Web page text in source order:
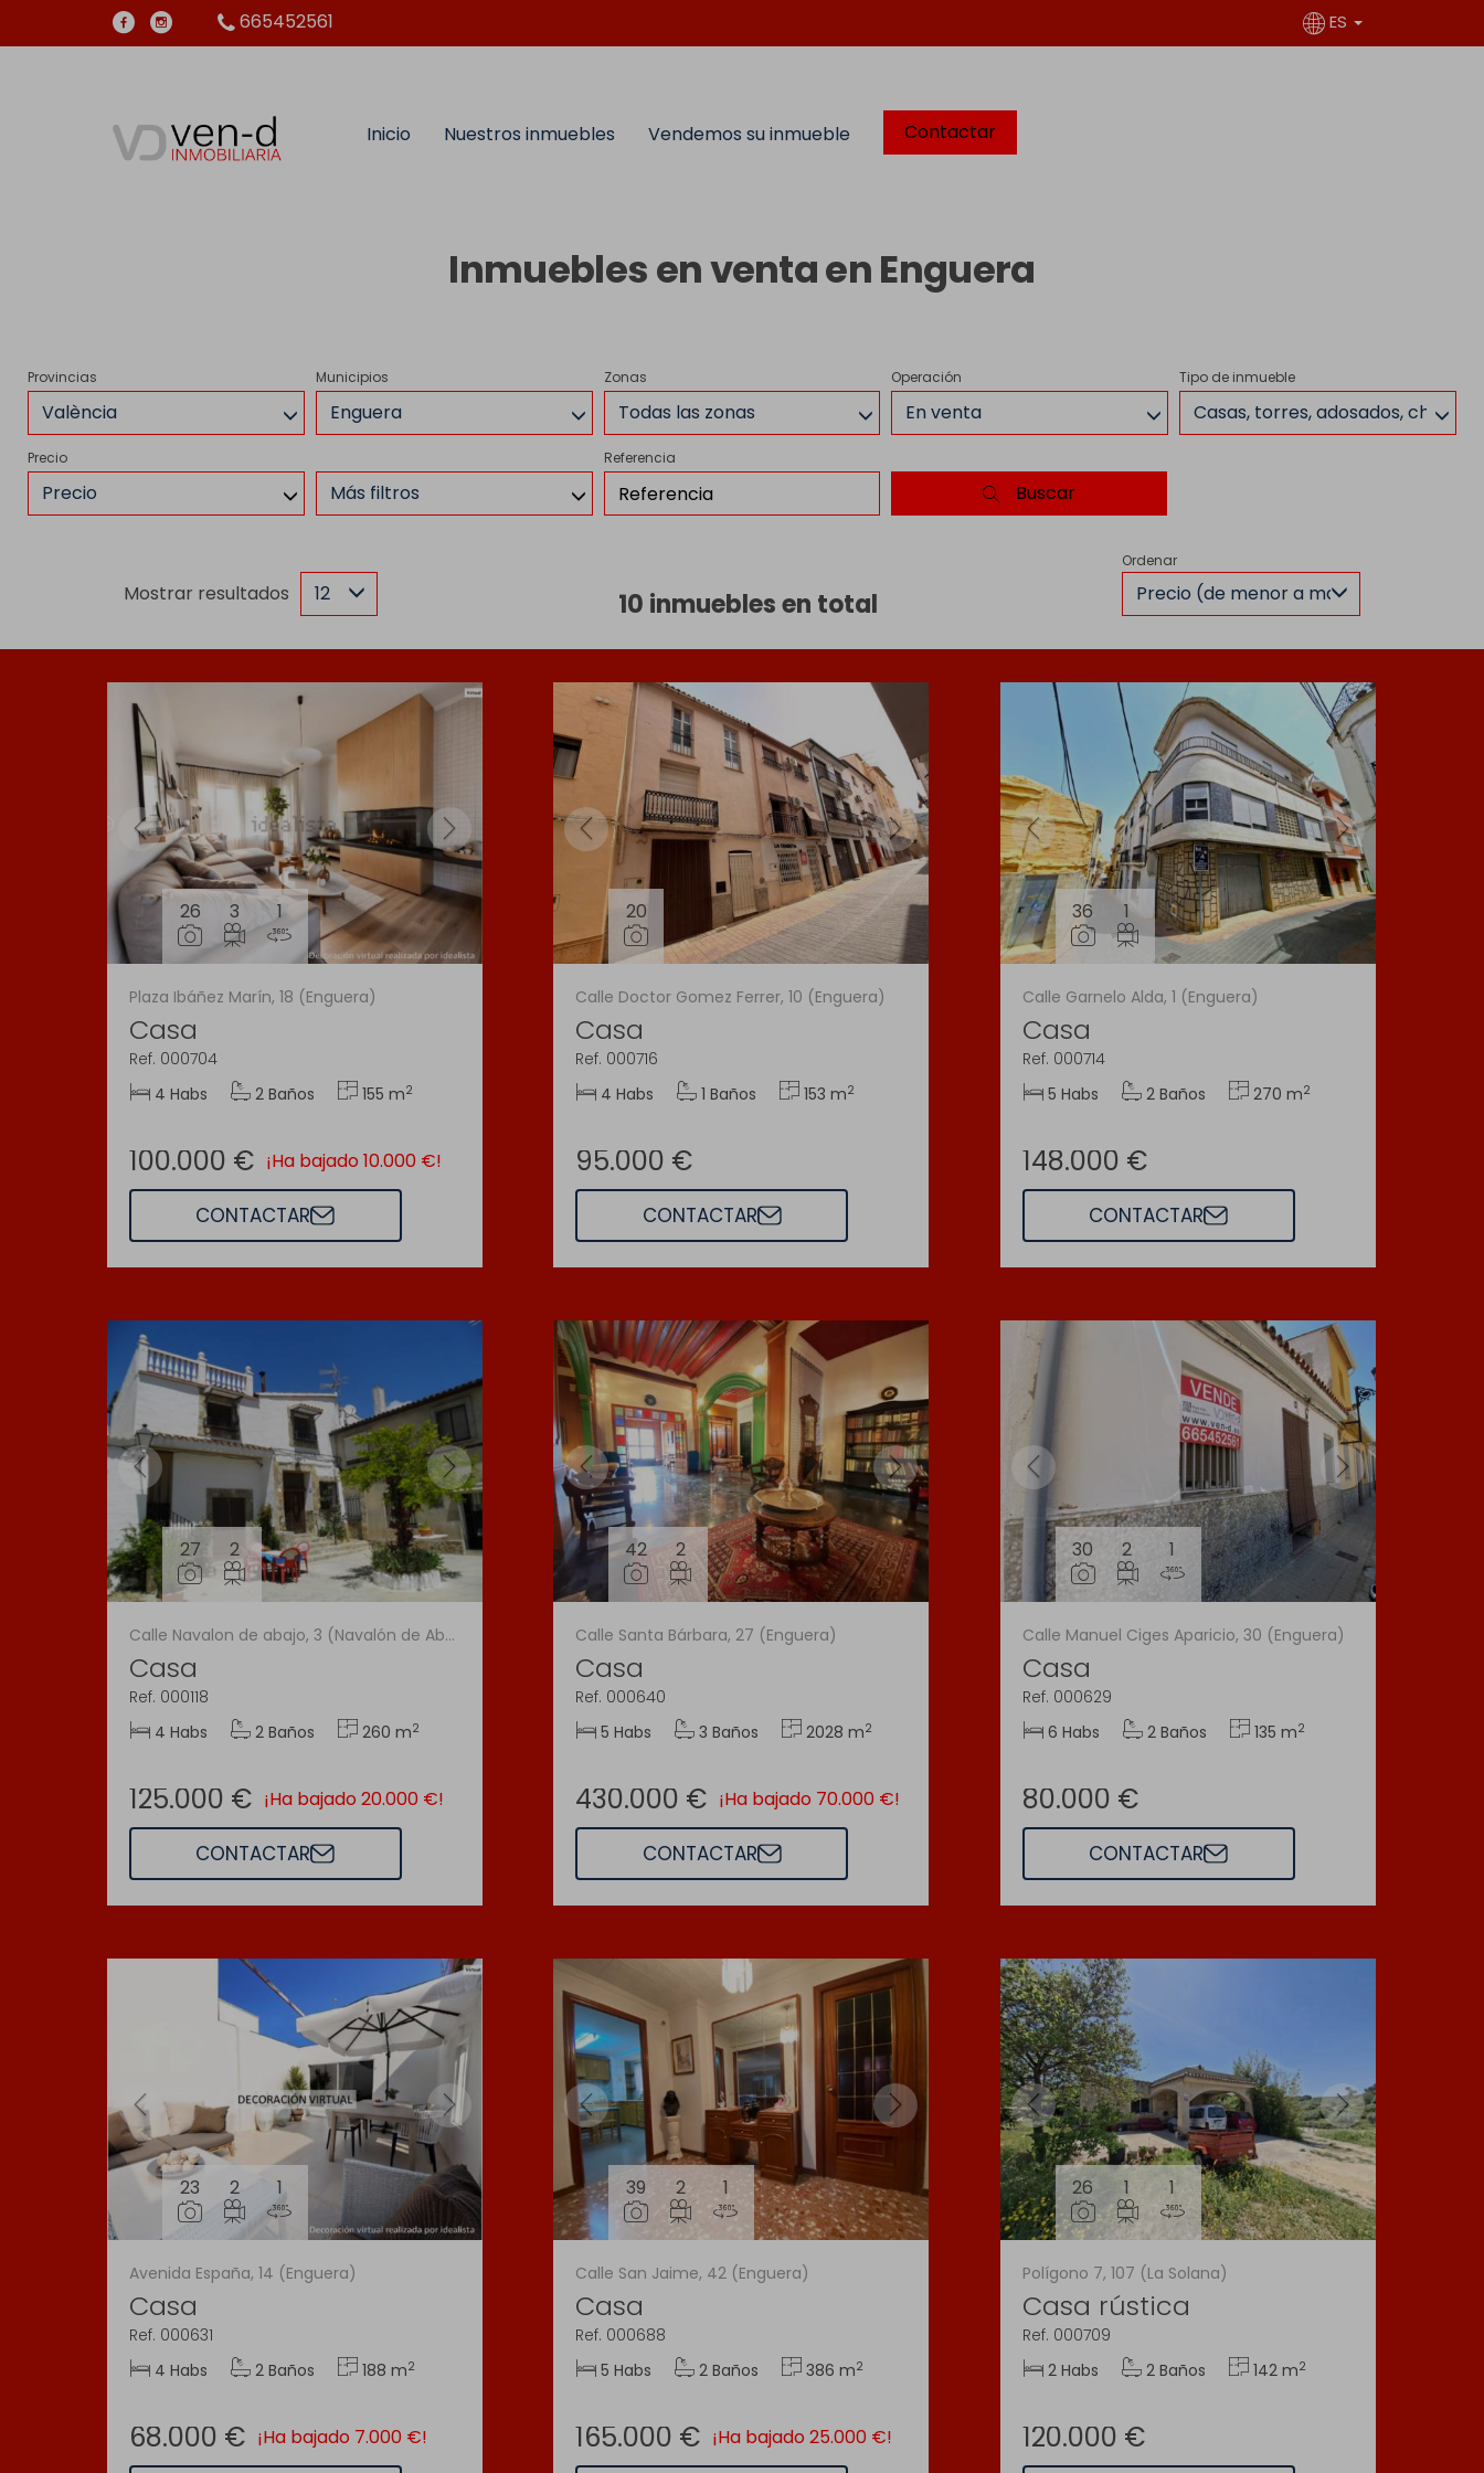
665452561 ES
Inicio Nuestros inmuebles Vendemos su inmueble Contactar
Inmuebles en venta en Enguera
Provincias
València
Municipios
Enguera
Zonas
Todas las zonas
Operación
En venta
Tipo de inmueble
Casas, torres, adosados, chalets
Precio
Precio Más filtros
Referencia
Buscar
10 inmuebles en total
Ordenar
Precio (de menor a mayor)
Mostrar resultados 12
26 3 1
Plaza Ibáñez Marín, 18 (Enguera)
Casa
Ref. 000704
4 Habs
2 Baños 155 m2
100.000 € ¡Ha bajado 10.000 €!
CONTACTAR
20
Calle Doctor Gomez Ferrer, 10 (Enguera)
Casa
Ref. 000716
4 Habs
1 Baños 153 m2
95.000 €
CONTACTAR
36 1
Calle Garnelo Alda, 1 (Enguera)
Casa
Ref. 000714
5 Habs
2 Baños 270 m2
148.000 €
CONTACTAR
27 2
Calle Navalon de abajo, 3 (Navalón de Abajo)
Casa
Ref. 000118
4 Habs
2 Baños 260 m2
125.000 € ¡Ha bajado 20.000 €!
CONTACTAR
42 2
Calle Santa Bárbara, 27 (Enguera)
Casa
Ref. 000640
5 Habs
3 Baños 2028 m2
430.000 € ¡Ha bajado 70.000 €!
CONTACTAR
30 2 1
Calle Manuel Ciges Aparicio, 30 (Enguera)
Casa
Ref. 000629
6 Habs
2 Baños 135 m2
80.000 €
CONTACTAR
23 2 1
Avenida España, 14 (Enguera)
Casa
Ref. 000631
4 Habs
2 Baños 188 m2
68.000 € ¡Ha bajado 7.000 €!
39 2 1
Calle San Jaime, 42 (Enguera)
Casa
Ref. 000688
5 Habs
2 Baños 386 m2
165.000 € ¡Ha bajado 25.000 €!
26 1 1
Polígono 7, 107 (La Solana)
Casa rústica
Ref. 000709
2 Habs
2 Baños 142 m2
120.000 €